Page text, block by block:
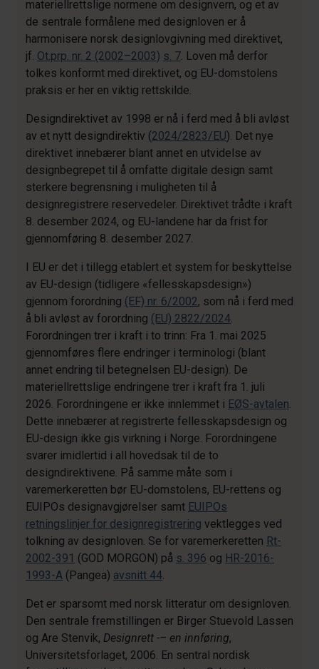
materiellrettslige normene om designvern, og et av
de sentrale formålene med designloven er å
harmonisere norsk designlovgivning med direktivet,
jf. Ot.prp. nr. 2 (2002–2003) s. 7. Loven må derfor
tolkes konformt med direktivet, og EU-domstolens
praksis er her en viktig rettskilde.
Designdirektivet av 1998 er nå i ferd med å bli avløst
av et nytt designdirektiv (2024/2823/EU). Det nye
direktivet innebærer blant annet en utvidelse av
designbegrepet til å omfatte digitale design samt
sterkere begrensning i muligheten til å
designregistrere reservedeler. Direktivet trådte i kraft
8. desember 2024, og EU-landene har da frist for
gjennomføring 8. desember 2027.
I EU er det i tillegg etablert et system for beskyttelse
av EU-design (tidligere «fellesskapsdesign»)
gjennom forordning (EF) nr. 6/2002, som nå i ferd med
å bli avløst av forordning (EU) 2822/2024.
Forordningen trer i kraft i to trinn: Fra 1. mai 2025
gjennomføres flere endringer i terminologi (blant
annet endring til betegnelsen EU-design). De
materiellrettslige endringene trer i kraft fra 1. juli
2026. Forordningene er ikke innlemmet i EØS-avtalen.
Dette innebærer at registrerte fellesskapsdesign og
EU-design ikke gis virkning i Norge. Forordningene
svarer imidlertid i all hovedsak til de to
designdirektivene. På samme måte som i
varemerkeretten bør EU-domstolens, EU-rettens og
EUIPOs designavgjørelser samt EUIPOs
retningslinjer for designregistrering vektlegges ved
tolkning av designloven. Se for varemerkeretten Rt-
2002-391 (GOD MORGON) på s. 396 og HR-2016-
1993-A (Pangea) avsnitt 44.
Det er sparsomt med norsk litteratur om designloven.
Den sentrale fremstillingen er Birger Stuevold Lassen
og Are Stenvik, Designrett -– en innføring,
Universitetsforlaget, 2006. En sentral nordisk